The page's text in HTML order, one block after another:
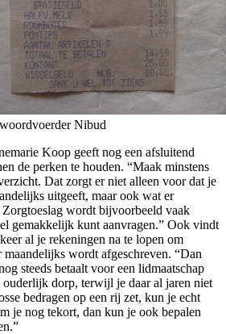
Nibud
Koop geeft nog een afsluitend
de perken te houden. “Maak minstens
Dat zorgt er niet alleen voor dat je
uitgeeft, maar ook wat er
wordt bijvoorbeeld vaak
gemakkelijk kunt aanvragen.” Ook vindt
al je rekeningen na te lopen om
wordt afgeschreven. “Dan
steeds betaalt voor een lidmaatschap
dorp, terwijl je daar al jaren niet
bedragen op een rij zet, kun je echt
je nog tekort, dan kun je ook bepalen